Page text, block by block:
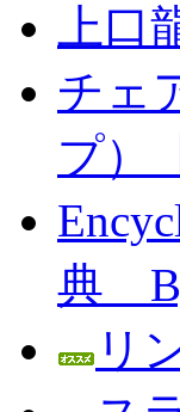
上
チェ
プ）
典
リ